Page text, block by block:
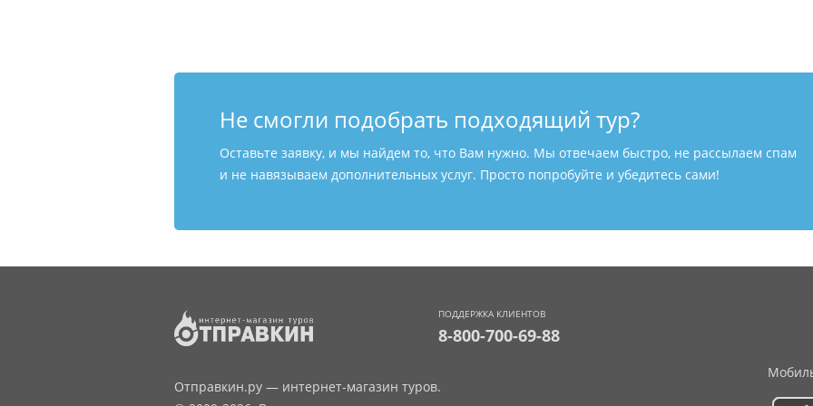
Не смогли подобрать подходящий тур?
Оставьте заявку, и мы найдем то, что Вам нужно. Мы отвечаем быстро, не рассылаем спам
и не навязываем дополнительных услуг. Просто попробуйте и убедитесь сами!
ПОДДЕРЖКА КЛИЕНТОВ
8-800-700-69-88
Отправкин.ру — интернет-магазин туров.